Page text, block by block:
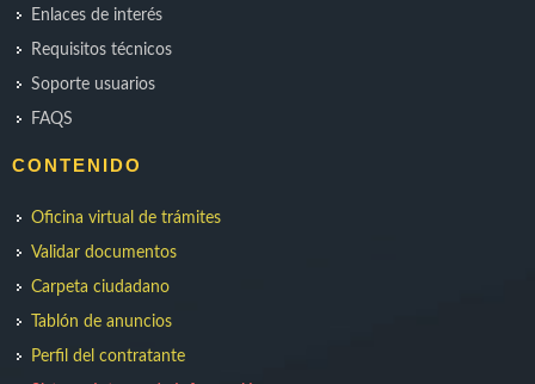
Enlaces de interés
Requisitos técnicos
Soporte usuarios
FAQS
CONTENIDO
Oficina virtual de trámites
Validar documentos
Carpeta ciudadano
Tablón de anuncios
Perfil del contratante